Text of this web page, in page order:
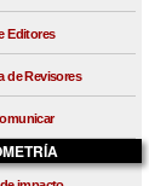
Editores
de Revisores